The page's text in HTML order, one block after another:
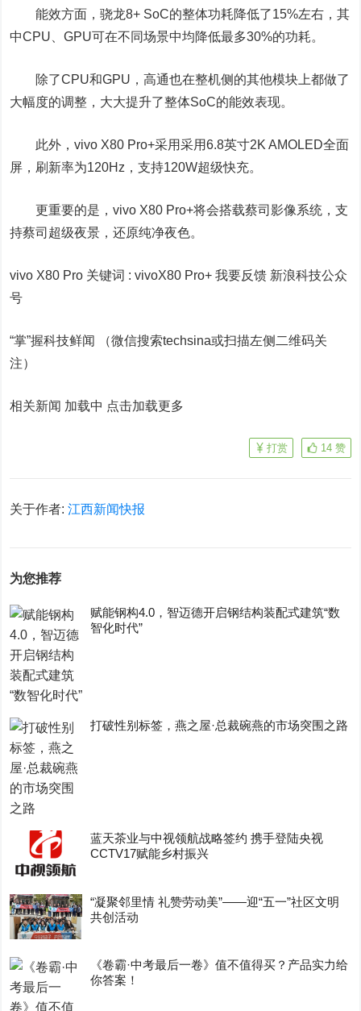
能效方面，骁龙8+ SoC的整体功耗降低了15%左右，其
中CPU、GPU可在不同场景中均降低最多30%的功耗。
除了CPU和GPU，高通也在整机侧的其他模块上都做了
大幅度的调整，大大提升了整体SoC的能效表现。
此外，vivo X80 Pro+采用采用6.8英寸2K AMOLED全面
屏，刷新率为120Hz，支持120W超级快充。
更重要的是，vivo X80 Pro+将会搭载蔡司影像系统，支
持蔡司超级夜景，还原纯净夜色。
vivo X80 Pro 关键词 :vivoX80 Pro+ 我要反馈 新浪科技公众
号
“掌”握科技鲜闻 （微信搜索techsina或扫描左侧二维码关
注）
相关新闻 加载中 点击加载更多
14 赞
打赏
关于作者:江西新闻快报
为您推荐
赋能钢构4.0，智迈德开启钢结构装配式建筑“数
智化时代”
打破性别标签，燕之屋·总裁碗燕的市场突围之路
蓝天茶业与中视领航战略签约 携手登陆央视
CCTV17赋能乡村振兴
“凝聚邻里情 礼赞劳动美”——迎“五一”社区文明
共创活动
《卷霸·中考最后一卷》值不值得买？产品实力给
你答案！